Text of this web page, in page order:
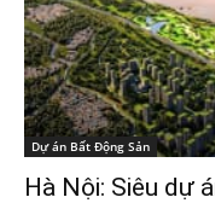
Dự án Bất Động Sản
Hà Nội: Siêu dự